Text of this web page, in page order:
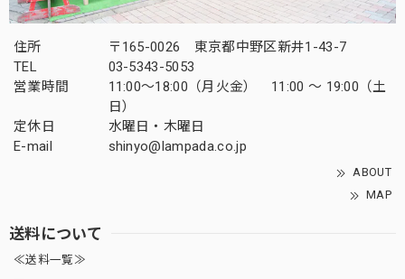
住所
〒165-0026 東京都中野区新井1-43-7
TEL
03-5343-5053
営業時間
11:00～18:00（月火金） 11:00 ～ 19:00（土
日）
定休日
水曜日・木曜日
E-mail
shinyo@lampada.co.jp
ABOUT
MAP
送料について
≪送料一覧≫